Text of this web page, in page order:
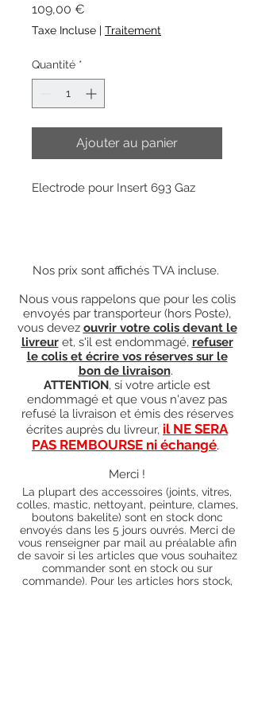
109,00 €
Taxe Incluse | Traitement
Quantité *
Ajouter au panier
Electrode pour Insert 693 Gaz
Nos prix sont affichés TVA incluse.
Nous vous rappelons que pour les colis
envoyés par transporteur (hors Poste),
vous devez ouvrir votre colis devant le
livreuret, s'il est endommagé, refuser
le colis et écrire vos réserves sur le
bon de livraison.
ATTENTION, si votre article est
endommagé et que vous n'avez pas
refusé la livraison et émis des réserves
écrites auprès du livreur, il NE SERA
PAS REMBOURSE ni échangé.
Merci !
La plupart des accessoires (joints, vitres,
colles, mastic, nettoyant, peinture, clames,
boutons bakelite) sont en stock donc
envoyés dans les 5 jours ouvrés. Merci de
vous renseigner par mail au préalable afin
de savoir si les articles que vous souhaitez
commander sont en stock ou sur
commande). Pour les articles hors stock,